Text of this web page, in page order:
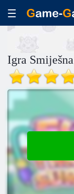
Igra